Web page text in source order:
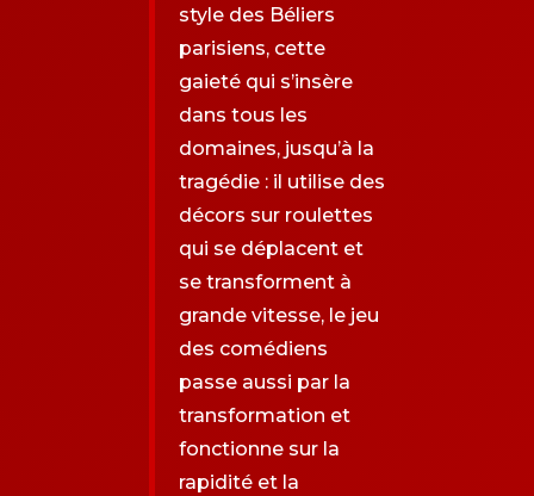
style des Béliers
parisiens, cette
gaieté qui s’insère
dans tous les
domaines, jusqu’à la
tragédie : il utilise des
décors sur roulettes
qui se déplacent et
se transforment à
grande vitesse, le jeu
des comédiens
passe aussi par la
transformation et
fonctionne sur la
rapidité et la